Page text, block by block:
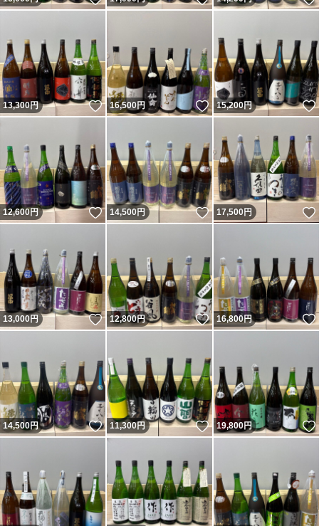
13,300円 いいね！
16,500円 いいね！
15,200円
12,600円 いいね！
14,500円 いいね！
17,500円
13,000円 いいね！
12,800円 いいね！
16,800円
14,500円 いいね！
11,300円 いいね！
19,800円